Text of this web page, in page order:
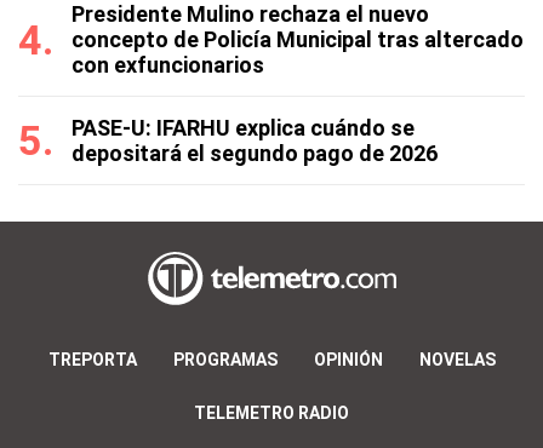
Presidente Mulino rechaza el nuevo
concepto de Policía Municipal tras altercado
con exfuncionarios
PASE-U: IFARHU explica cuándo se
depositará el segundo pago de 2026
TREPORTA PROGRAMAS OPINIÓN NOVELAS
TELEMETRO RADIO